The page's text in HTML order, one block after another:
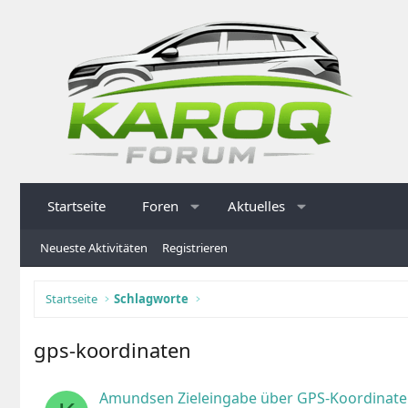
Startseite Foren Aktuelles
Neueste Aktivitäten Registrieren
Startseite Schlagworte
gps-koordinaten
Amundsen Zieleingabe über GPS-